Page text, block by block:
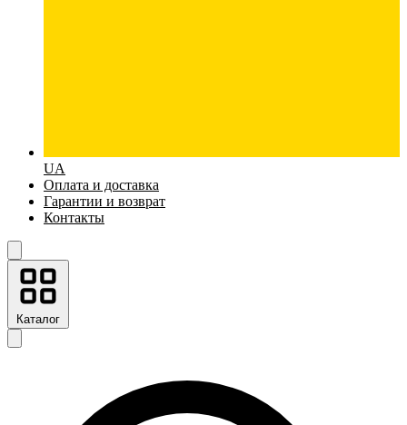
UA
Оплата и доставка
Гарантии и возврат
Контакты
Каталог